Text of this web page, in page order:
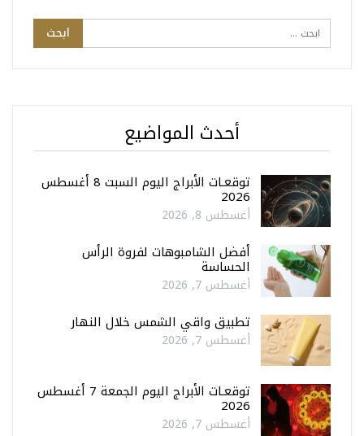
أحدث المواضيع
توقعـات الأبراج اليوم السبت 8 أغسطس
2026
أغسطس 8, 2026
أفضل الشامبوهات لفروة الرأس
الحساسة
أغسطس 7, 2026
تطبيق واقي الشمس خلال النهار
أغسطس 7, 2026
توقعـات الأبراج اليوم الجمعة 7 أغسطس
2026
أغسطس 7, 2026